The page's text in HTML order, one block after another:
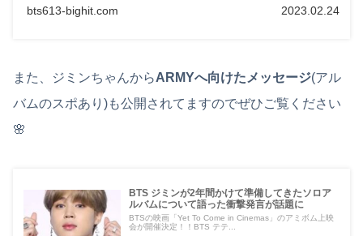
bts613-bighit.com 2023.02.24
また、ジミンちゃんからARMYへ向けたメッセージ(アル
バムのスポあり)も公開されてますのでぜひご覧ください
🌸
BTS ジミンが2年間かけて準備してきたソロア
ルバムについて語った衝撃発言が話題に
BTSの映画「Yet To Come in Cinemas」のアミボム上映
会が開催決定！！BTS テテ...